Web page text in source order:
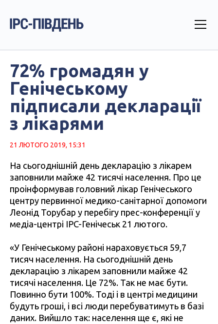
72% громадян у
Генічеському
підписали декларації
з лікарями
21 ЛЮТОГО 2019, 15:31
На сьогоднішній день декларацію з лікарем
заповнили майже 42 тисячі населення. Про це
проінформував головний лікар Генічеського
центру первинної медико-санітарної допомоги
Леонід Торубар у перебігу прес-конференції у
медіа-центрі IPC-Генічеськ 21 лютого.
«У Генічеському районі нараховується 59,7
тисяч населення. На сьогоднішній день
декларацію з лікарем заповнили майже 42
тисячі населення. Це 72%. Так не має бути.
Повинно бути 100%. Тоді і в центрі медицини
будуть гроші, і всі люди перебуватимуть в базі
даних. Вийшло так: населення ще є, які не